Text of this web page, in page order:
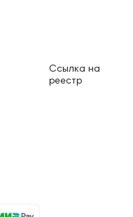
Ссылка на
реестр